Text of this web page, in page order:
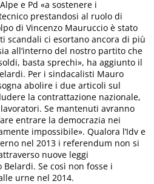
e Pd «a sostenere i
prestandosi al ruolo di
di Vincenzo Mauruccio è stato
scandali ci esortano ancora di più
all’interno del nostro partito che
basta sprechi», ha aggiunto il
Per i sindacalisti Mauro
abolire i due articoli sul
la contrattazione nazionale,
Se mantenuti avranno
entrare la democrazia nei
impossibile». Qualora l’Idv e
nel 2013 i referendum non si
nuove leggi
Se così non fosse i
urne nel 2014.